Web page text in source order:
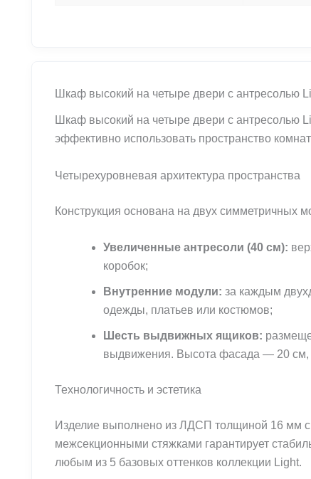
Шкаф высокий на четыре двери с антресолью
Шкаф высокий на четыре двери с антресолью
эффективно использовать пространство
Четырехуровневая архитектура пространства
Конструкция основана на двух симметричных
Увеличенные антресоли (40 см):
коробок;
Внутренние модули: за каждым
одежды, платьев или костюмов;
Шесть выдвижных ящиков:
выдвижения. Высота фасада — 20 см,
Технологичность и эстетика
Изделие выполнено из ЛДСП толщиной 16 мм с
межсекционными стяжками гарантирует
любым из 5 базовых оттенков коллекции Light.